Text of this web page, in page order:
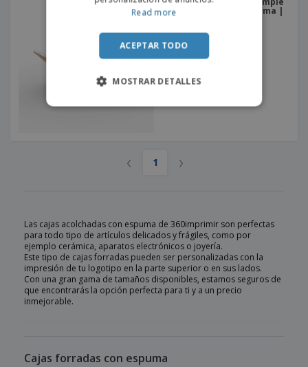
- Con Protección De Espuma |
350 x 280 x 80 mm
‹ 1 ›
Las cajas acolchadas con espuma de 360imprimir son perfectas
para todo tipo de artículos delicados y frágiles, como por
ejemplo cerámica, aparatos electrónicos o joyería.
Este tipo de cajas forradas pueden ser personalizadas con la
impresión de tu logotipo en la parte superior o en sus lados.
Con una gran gama de tamaños disponibles, estamos seguros de
que encontrarás la opción perfecta para ti y a un precio
inmejorable.
Cajas forradas con espuma
Read more
ACEPTAR TODO
MOSTRAR DETALLES